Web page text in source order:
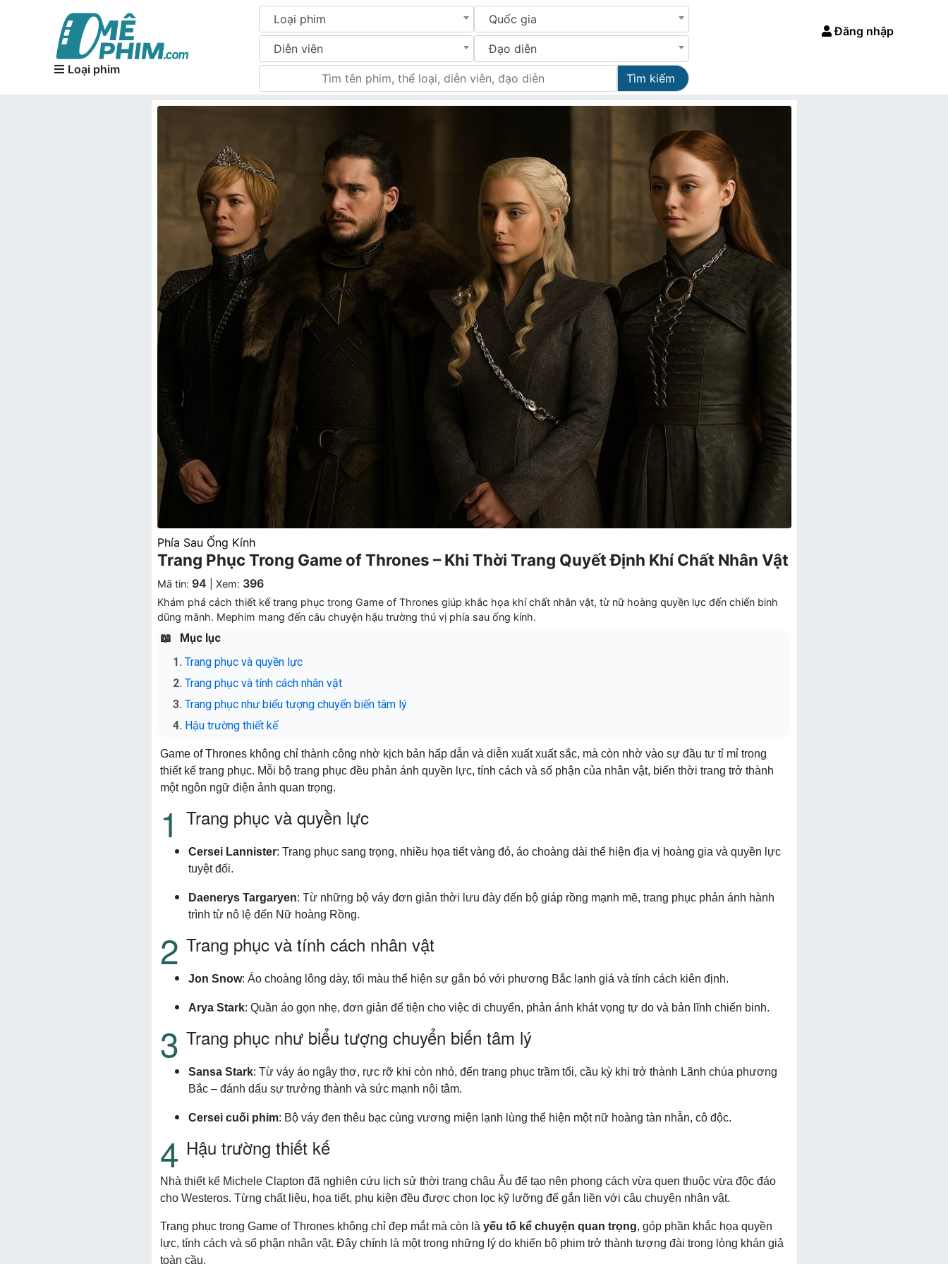
Loại phim
Loại phim Quốc gia
Diễn viên Đạo diễn
Tìm kiếm
Đăng nhập
Phía Sau Ống Kính
Trang Phục Trong Game of Thrones – Khi Thời Trang Quyết Định Khí Chất Nhân Vật
Mã tin: 94 | Xem: 396
Khám phá cách thiết kế trang phục trong Game of Thrones giúp khắc họa khí chất nhân vật, từ nữ hoàng quyền lực đến chiến binh
dũng mãnh. Mephim mang đến câu chuyện hậu trường thú vị phía sau ống kính.
Mục lục
Trang phục và quyền lực
Trang phục và tính cách nhân vật
Trang phục như biểu tượng chuyển biến tâm lý
Hậu trường thiết kế
Game of Thrones không chỉ thành công nhờ kịch bản hấp dẫn và diễn xuất xuất sắc, mà còn nhờ vào sự đầu tư tỉ mỉ trong
thiết kế trang phục. Mỗi bộ trang phục đều phản ánh quyền lực, tính cách và số phận của nhân vật, biến thời trang trở thành
một ngôn ngữ điện ảnh quan trọng.
Trang phục và quyền lực
Cersei Lannister: Trang phục sang trọng, nhiều họa tiết vàng đỏ, áo choàng dài thể hiện địa vị hoàng gia và quyền lực
tuyệt đối.
Daenerys Targaryen: Từ những bộ váy đơn giản thời lưu đày đến bộ giáp rồng mạnh mẽ, trang phục phản ánh hành
trình từ nô lệ đến Nữ hoàng Rồng.
Trang phục và tính cách nhân vật
Jon Snow: Áo choàng lông dày, tối màu thể hiện sự gắn bó với phương Bắc lạnh giá và tính cách kiên định.
Arya Stark: Quần áo gọn nhẹ, đơn giản để tiện cho việc di chuyển, phản ánh khát vọng tự do và bản lĩnh chiến binh.
Trang phục như biểu tượng chuyển biến tâm lý
Sansa Stark: Từ váy áo ngây thơ, rực rỡ khi còn nhỏ, đến trang phục trầm tối, cầu kỳ khi trở thành Lãnh chúa phương
Bắc – đánh dấu sự trưởng thành và sức mạnh nội tâm.
Cersei cuối phim: Bộ váy đen thêu bạc cùng vương miện lạnh lùng thể hiện một nữ hoàng tàn nhẫn, cô độc.
Hậu trường thiết kế
Nhà thiết kế Michele Clapton đã nghiên cứu lịch sử thời trang châu Âu để tạo nên phong cách vừa quen thuộc vừa độc đáo
cho Westeros. Từng chất liệu, họa tiết, phụ kiện đều được chọn lọc kỹ lưỡng để gắn liền với câu chuyện nhân vật.
Trang phục trong Game of Thrones không chỉ đẹp mắt mà còn là yếu tố kể chuyện quan trọng, góp phần khắc họa quyền
lực, tính cách và số phận nhân vật. Đây chính là một trong những lý do khiến bộ phim trở thành tượng đài trong lòng khán giả
toàn cầu.